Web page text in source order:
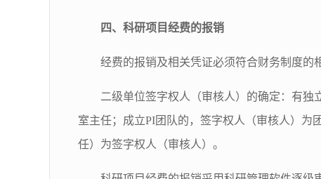
四、科研项目经费的报销
经费的报销及相关凭证必须符合财务制度的
二级单位签字权人（审核人）的确定：有
室主任；成立PI团队的，签字权人（审核人）为
任）为签字权人（审核人）。